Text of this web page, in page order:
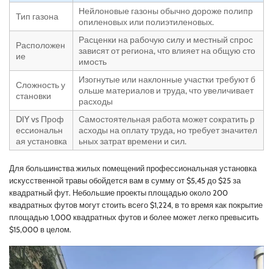
Тип газона
Нейлоновые газоны обычно дороже полипр
опиленовых или полиэтиленовых.
Расположен
ие
Расценки на рабочую силу и местный спрос
зависят от региона, что влияет на общую сто
имость
Сложность у
становки
Изогнутые или наклонные участки требуют б
ольше материалов и труда, что увеличивает
расходы
DIY vs Проф
ессиональн
ая установка
Самостоятельная работа может сократить р
асходы на оплату труда, но требует значител
ьных затрат времени и сил.
Для большинства жилых помещений профессиональная установка
искусственной травы обойдется вам в сумму от $5,45 до $25 за
квадратный фут. Небольшие проекты площадью около 200
квадратных футов могут стоить всего $1,224, в то время как покрытие
площадью 1,000 квадратных футов и более может легко превысить
$15,000 в целом.